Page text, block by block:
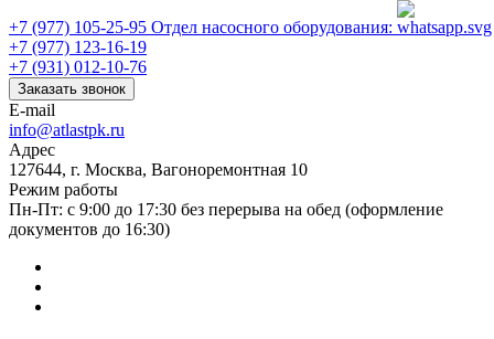
+7 (977) 105-25-95 Отдел насосного оборудования:
+7 (977) 123-16-19
+7 (931) 012-10-76
Заказать звонок
E-mail
info@atlastpk.ru
Адрес
127644, г. Москва, Вагоноремонтная 10
Режим работы
Пн-Пт: с 9:00 до 17:30 без перерыва на обед (оформление
документов до 16:30)